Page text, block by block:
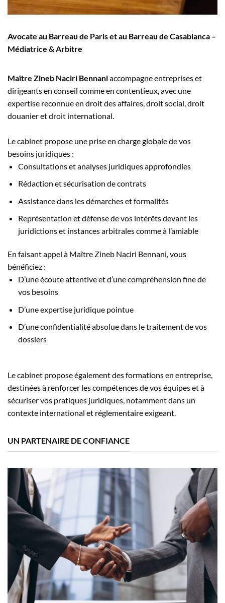
Avocate au Barreau de Paris et au Barreau de Casablanca –
Médiatrice & Arbitre
Maître Zineb Naciri Bennaniaccompagne entreprises et
dirigeants en conseil comme en contentieux, avec une
expertise reconnue en droit des affaires, droit social, droit
douanier et droit international.
Le cabinet propose une prise en charge globale de vos
besoins juridiques :
Consultations et analyses juridiques approfondies
Rédaction et sécurisation de contrats
Assistance dans les démarches et formalités
Représentation et défense de vos intérêts devant les
juridictions et instances arbitrales comme à l’amiable
En faisant appel à Maître Zineb Naciri Bennani, vous
bénéficiez :
D’une écoute attentive et d’une compréhension fine de
vos besoins
D’une expertise juridique pointue
D’une confidentialité absolue dans le traitement de vos
dossiers
Le cabinet propose également des formations en entreprise,
destinées à renforcer les compétences de vos équipes et à
sécuriser vos pratiques juridiques, notamment dans un
contexte international et réglementaire exigeant.
UN PARTENAIRE DE CONFIANCE